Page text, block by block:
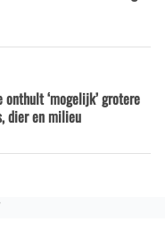
‘mogelijk’ grotere
dier en milieu